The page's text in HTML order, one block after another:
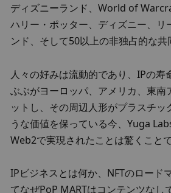
ディズニーランド、World of
ハリー・ポッター、ディズニー、リ
ンド、そして50以上の非独占的な共
人々の好みは流動的であり、IPの寿
ぶぶがヨーロッパ、アメリカ、東南
ットし、その周辺人形がプラスチッ
うな価値を保っている今、Yuga
Web2で実現されたことは驚くことで
IPビジネスとは何か、NFTのロード
てなぜPoP MARTはコンテンツなし